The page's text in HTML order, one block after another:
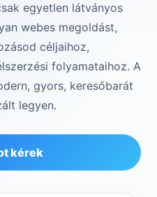
egyetlen látványos
webes megoldást,
céljaihoz,
folyamataihoz. A
gyors, keresőbarát
legyen.
kérek